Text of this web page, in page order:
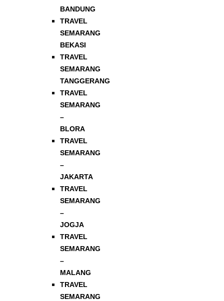
BANDUNG
TRAVEL
SEMARANG
BEKASI
TRAVEL
SEMARANG
TANGGERANG
TRAVEL
SEMARANG
–
BLORA
TRAVEL
SEMARANG
–
JAKARTA
TRAVEL
SEMARANG
–
JOGJA
TRAVEL
SEMARANG
–
MALANG
TRAVEL
SEMARANG